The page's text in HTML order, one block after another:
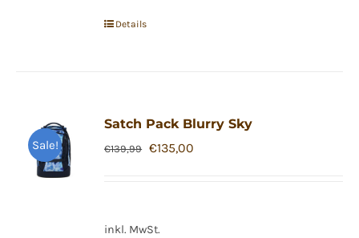
Details
Sale!
Satch Pack Blurry Sky
€139,99 Ursprünglicher
€135,00
inkl. MwSt.